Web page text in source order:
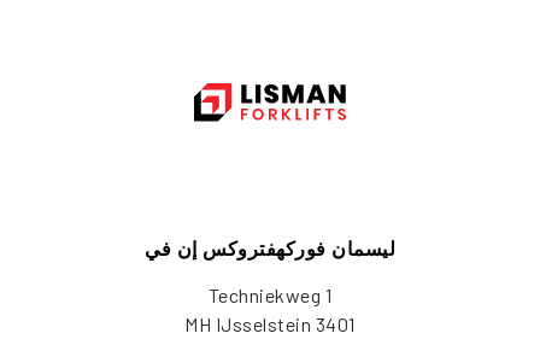
ليسمان فوركهفتروكس إن في
Techniekweg 1
3401 MH IJsselstein